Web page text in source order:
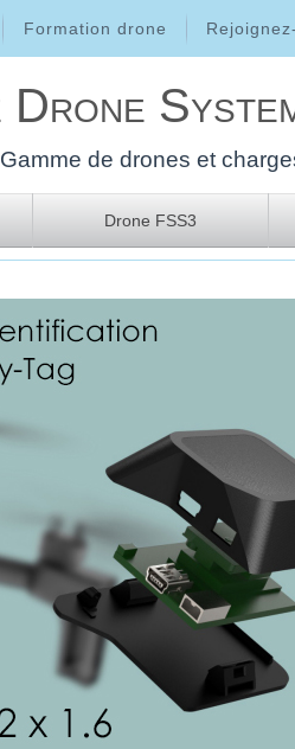
Drone FSS3
Gamme de drones et
Formation drone